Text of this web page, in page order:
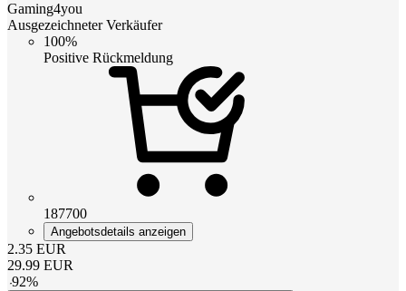
Gaming4you
Ausgezeichneter Verkäufer
100%
Positive Rückmeldung
187700
Angebotsdetails anzeigen
2.35 EUR
29.99 EUR
-92%